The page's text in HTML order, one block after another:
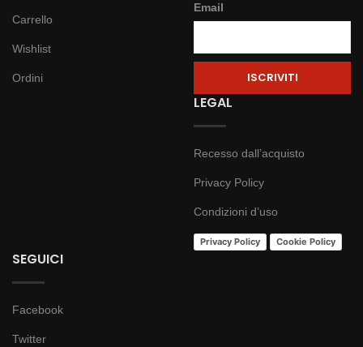
Carrello
Wishlist
Ordini
Email
LEGAL
Recesso dall’acquisto
Privacy Policy
Condizioni d’uso
Privacy Policy Cookie Policy
SEGUICI
Facebook
Twitter